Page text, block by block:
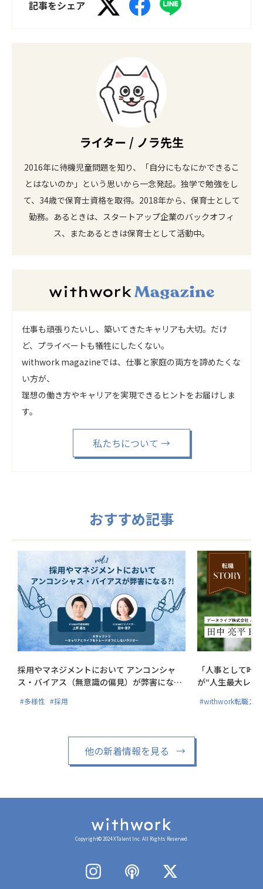
記事をシェア
ライター / ノラ先生
2016年に待機児童問題を知り、「自分にもなにかできるこ
とはないのか」という思いから一念発起。独学で勉強をし
て、34歳で保育士資格を取得。2018年から、保育士として
勤務。あるときは、スタートアップ企業のバックオフィ
ス、またあるときは保育士として活動中。
仕事も頑張りたいし、築いてきたキャリアも大切。だけ
ど、プライベートも犠牲にしたくない。
withwork magazineでは、仕事と家庭の両方を諦めたくな
い方が、
理想の働き方やキャリアを実現できるヒントをお届けしま
す。
私たちについて →
おすすめ記事
採用やマネジメントにおいて アンコンシャ
ス・バイアス（無意識の偏見）が弊害にな
#多様性 #採用
「人事として叶
が“人生最大レベ
#withwork転職ス
他の新着情報を見る →
Copyright© 2024 XTalent Inc. All Rights Reserved.